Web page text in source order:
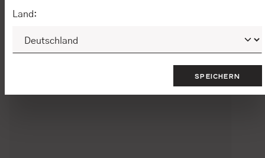
Land:
SPEICHERN